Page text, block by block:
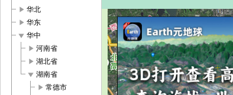
play_arrow 华北
play_arrow 华东
play_arrow 华中
play_arrow 河南省
play_arrow 湖北省
play_arrow 湖南省
play_arrow 常德市
砖桥乡卫星地图加载中，请稍候...